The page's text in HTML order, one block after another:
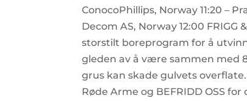
ConocoPhillips, Norway 11:20 –
Decom AS, Norway 12:00
storstilt boreprogram for å
gleden av å være sammen med
grus kan skade gulvets
Røde Arme og BEFRIDD OSS